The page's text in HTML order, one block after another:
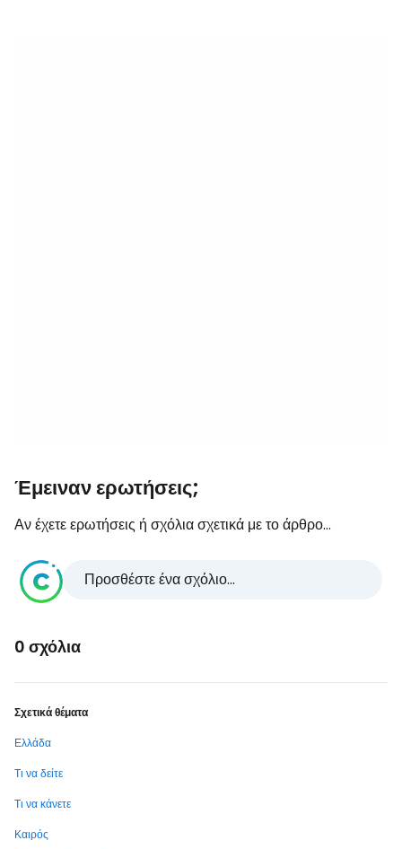
Έμειναν ερωτήσεις;
Αν έχετε ερωτήσεις ή σχόλια σχετικά με το άρθρο...
Προσθέστε ένα σχόλιο...
0 σχόλια
Σχετικά θέματα
Ελλάδα
Τι να δείτε
Τι να κάνετε
Καιρός